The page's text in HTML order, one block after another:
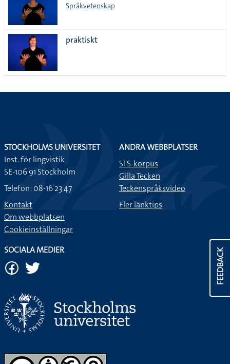
Språkvetenskap
praktiskt
FEEDBACK
STOCKHOLMS UNIVERSITET
Inst. för lingvistik
SE-106 91 Stockholm
Telefon: 08-16 23 47
Kontakt
Om webbplatsen
Cookieinställningar
ANDRA WEBBPLATSER
STS-korpus
Gilla Tecken
Teckenspråksvideo
Fler länktips
SOCIALA MEDIER